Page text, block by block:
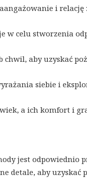
i relację
w celu stworzenia
aby uzyskać
siebie i
a ich komfort i
jest odpowiednio
detale, aby uzyskać